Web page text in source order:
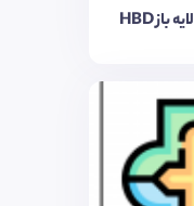
HBD لایه باز